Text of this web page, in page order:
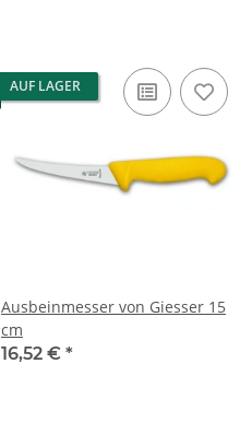
AUF LAGER
Ausbeinmesser von Giesser 15
cm
16,52 € *